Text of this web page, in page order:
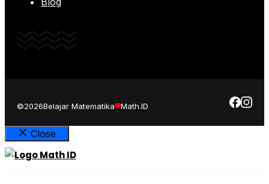
©2026Belajar Matematika Math.ID
Close